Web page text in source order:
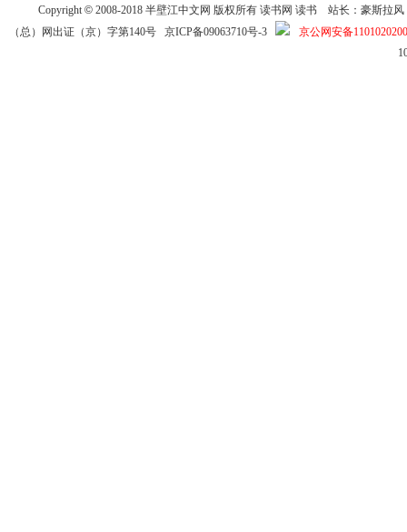
Copyright © 2008-2018半壁江中文网 版权所有读书网 读书
站长：豪斯拉风
（总）网出证（京）字第140号 京ICP备09063710号-3
京公网安备